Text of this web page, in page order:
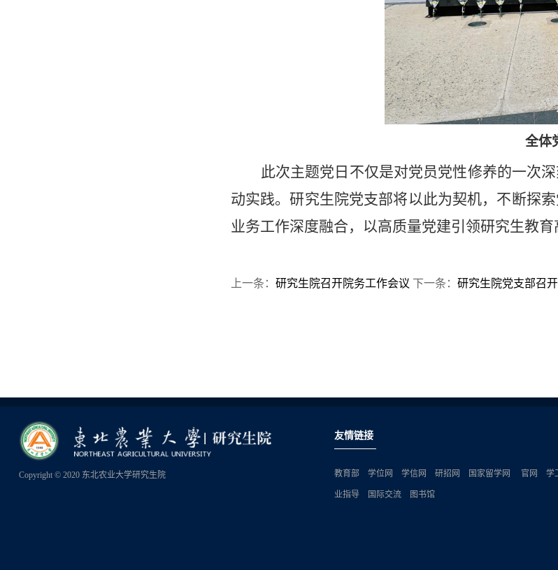
全体
此次主题党日不仅是对党员党性修养的一次
动实践。研究生院党支部将以此为契机，不断探
业务工作深度融合，以高质量党建引领研究生教育
上一条： 研究生院召开院务工作会议 下一条： 研究生院党支部召
Copyright © 2020 东北农业大学研究生院
友情链接
教育部 学位网 学信网 研招网 国家留学网 官网 学
业指导 国际交流 图书馆